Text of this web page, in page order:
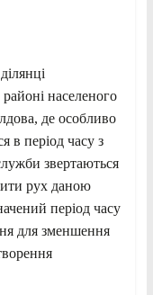
населеного
де особливо
в період часу з
звертаються
рух даною
період часу
для зменшення